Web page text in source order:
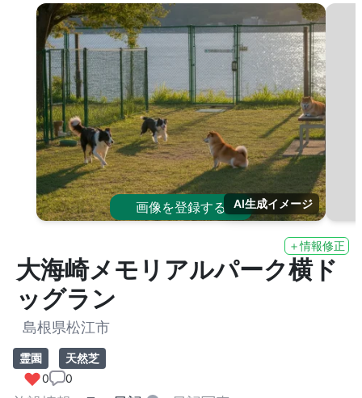
画像を登録する AI生成イメージ
＋情報修正
大海崎メモリアルパーク横ド
ッグラン
島根県松江市
霊園
天然芝
0
0